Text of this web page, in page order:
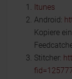
Itunes
Android:
Kopiere
Stitcher: